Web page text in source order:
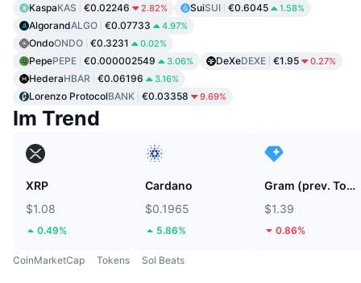
KaspaKAS €0.02246 2.82% SuiSUI €0.6045 1.58%
AlgorandALGO €0.07733 4.97%
OndoONDO €0.3231 0.02%
PepePEPE €0.000002549 3.06% DeXeDEXE €1.95 0.27%
HederaHBAR €0.06196 3.16%
Lorenzo ProtocolBANK €0.03358 9.69%
Im Trend
XRP
$1.08
0.49%
Cardano
$0.1965
5.86%
Gram (prev. Toncoin)
$1.39
0.86%
CoinMarketCap Tokens Sol Beats